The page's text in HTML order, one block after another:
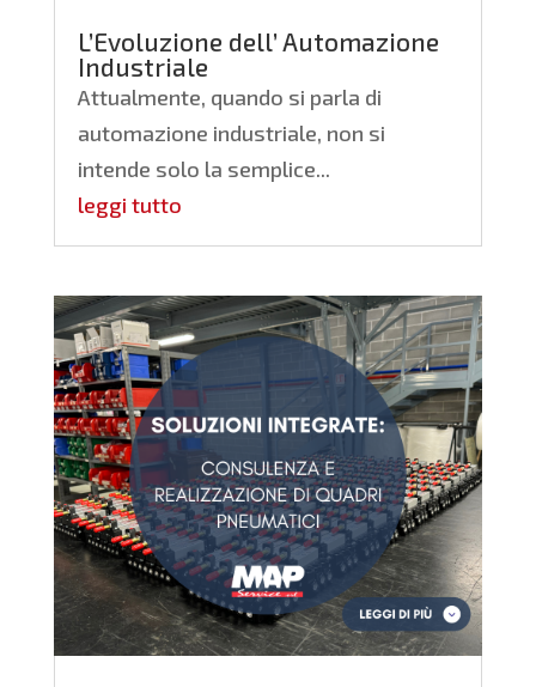
L’Evoluzione dell’ Automazione
Industriale
Attualmente, quando si parla di
automazione industriale, non si
intende solo la semplice...
leggi tutto